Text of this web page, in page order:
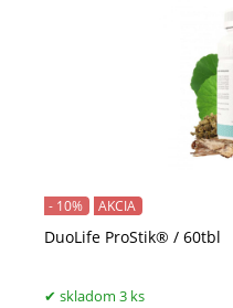
DuoLife ProStik® / 60tbl
- 10% AKCIA
skladom 3 ks